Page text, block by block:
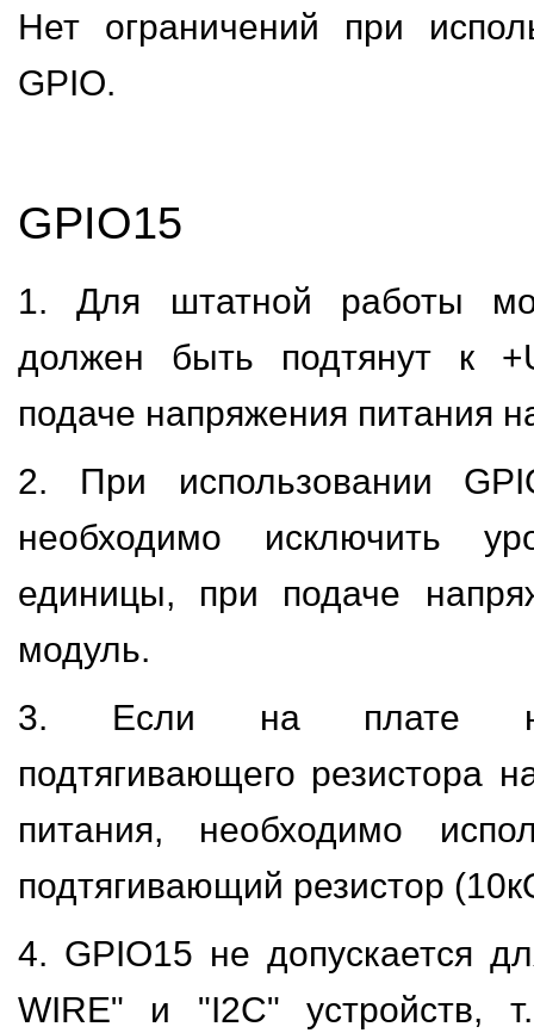
Нет ограничений при
GPIO.
GPIO15
1. Для штатной работы
должен быть подтянут к
подаче напряжения питания
2. При использовании
необходимо исключить
единицы, при подаче
модуль.
3. Если на плате
подтягивающего резистора
питания, необходимо
подтягивающий резистор
4. GPIO15 не допускается
WIRE" и "I2C" устройств,